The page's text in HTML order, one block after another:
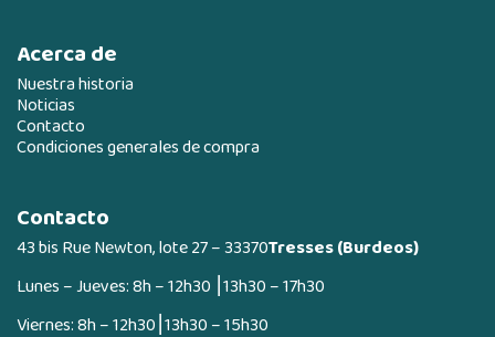
Acerca de
Nuestra historia
Noticias
Contacto
Condiciones generales de compra
Contacto
43 bis Rue Newton, lote 27 – 33370Tresses (Burdeos)
Lunes – Jueves: 8h – 12h30 ⎮13h30 – 17h30
Viernes: 8h – 12h30⎮13h30 – 15h30